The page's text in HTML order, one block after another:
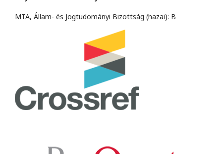
MTA, Állam- és Jogtudományi Bizottság (hazai): B